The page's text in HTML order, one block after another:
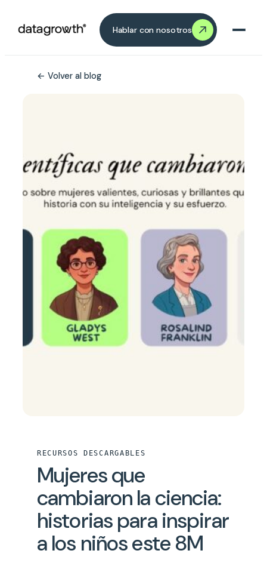
Hablar con nosotros
← Volver al blog
RECURSOS DESCARGABLES
Mujeres que
cambiaron la ciencia:
historias para inspirar
a los niños este 8M